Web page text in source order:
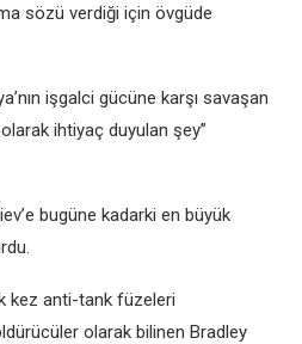
sözü verdiği için övgüde
işgalci gücüne karşı savaşan
ihtiyaç duyulan şey”
bugüne kadarki en büyük
kez anti-tank füzeleri
olarak bilinen Bradley